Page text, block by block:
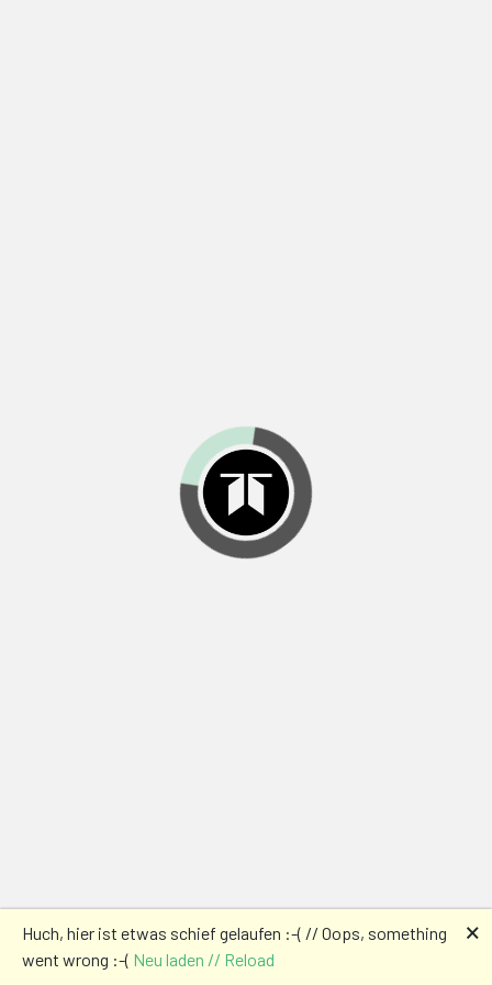
Huch, hier ist etwas schief gelaufen :-( // Oops, something
went wrong :-( Neu laden // Reload
🗙